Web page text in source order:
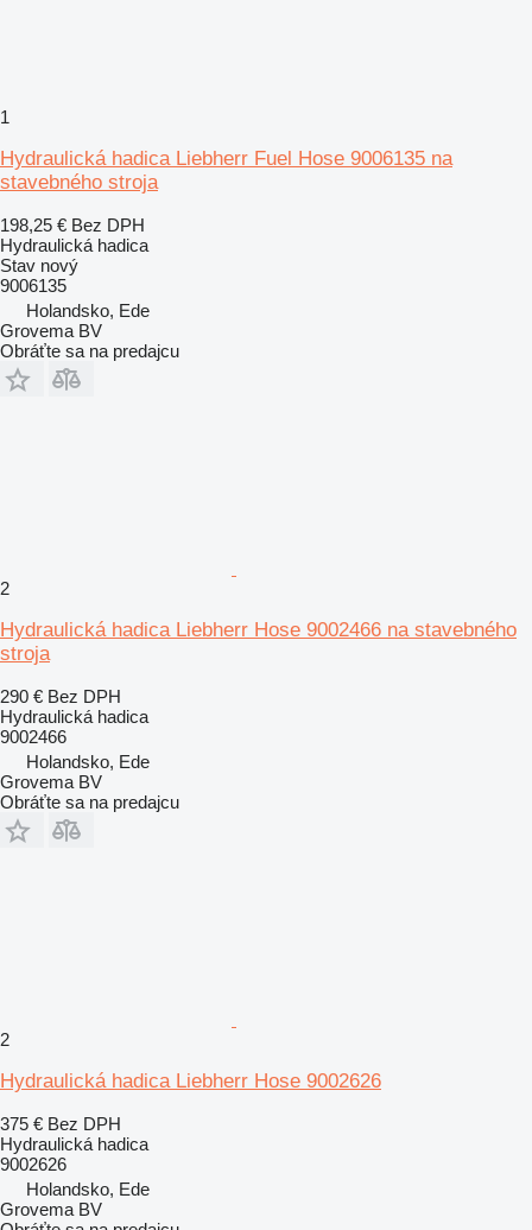
1
Hydraulická hadica Liebherr Fuel Hose 9006135 na
stavebného stroja
198,25 € Bez DPH
Hydraulická hadica
Stav nový
9006135
Holandsko, Ede
Grovema BV
Obráťte sa na predajcu
2
Hydraulická hadica Liebherr Hose 9002466 na stavebného
stroja
290 € Bez DPH
Hydraulická hadica
9002466
Holandsko, Ede
Grovema BV
Obráťte sa na predajcu
2
Hydraulická hadica Liebherr Hose 9002626
375 € Bez DPH
Hydraulická hadica
9002626
Holandsko, Ede
Grovema BV